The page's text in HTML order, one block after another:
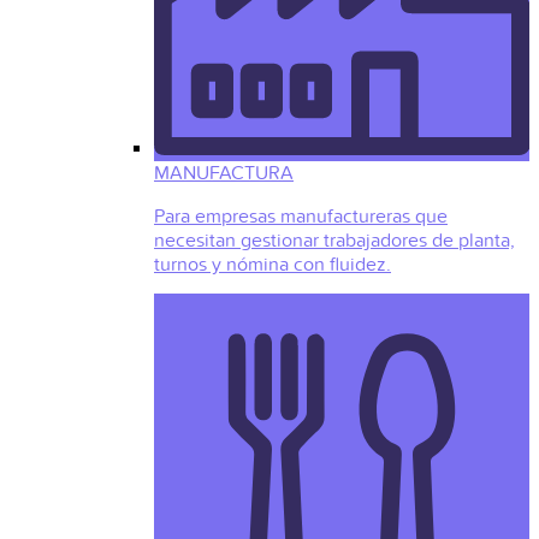
MANUFACTURA
Para empresas manufactureras que
necesitan gestionar trabajadores de planta,
turnos y nómina con fluidez.